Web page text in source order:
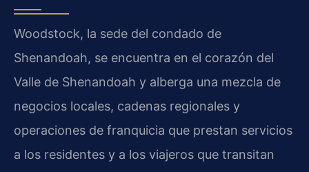
Woodstock, la sede del condado de
Shenandoah, se encuentra en el corazón del
Valle de Shenandoah y alberga una mezcla de
negocios locales, cadenas regionales y
operaciones de franquicia que prestan servicios
a los residentes y a los viajeros que transitan